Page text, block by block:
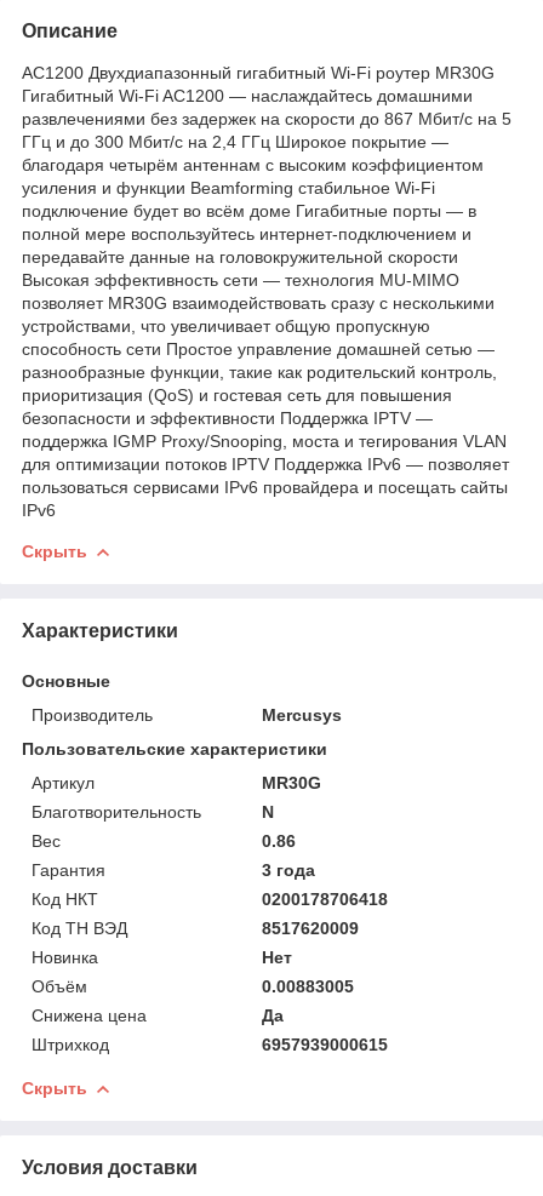
Описание
AC1200 Двухдиапазонный гигабитный Wi-Fi роутер MR30G
Гигабитный Wi-Fi AC1200 — наслаждайтесь домашними
развлечениями без задержек на скорости до 867 Мбит/с на 5
ГГц и до 300 Мбит/с на 2,4 ГГц Широкое покрытие —
благодаря четырём антеннам с высоким коэффициентом
усиления и функции Beamforming стабильное Wi‑Fi
подключение будет во всём доме Гигабитные порты — в
полной мере воспользуйтесь интернет‑подключением и
передавайте данные на головокружительной скорости
Высокая эффективность сети — технология MU‑MIMO
позволяет MR30G взаимодействовать сразу с несколькими
устройствами, что увеличивает общую пропускную
способность сети Простое управление домашней сетью —
разнообразные функции, такие как родительский контроль,
приоритизация (QoS) и гостевая сеть для повышения
безопасности и эффективности Поддержка IPTV —
поддержка IGMP Proxy/Snooping, моста и тегирования VLAN
для оптимизации потоков IPTV Поддержка IPv6 — позволяет
пользоваться сервисами IPv6 провайдера и посещать сайты
IPv6
Скрыть
Характеристики
Основные
Производитель
Mercusys
Пользовательские характеристики
Артикул
MR30G
Благотворительность
N
Вес
0.86
Гарантия
3 года
Код НКТ
0200178706418
Код ТН ВЭД
8517620009
Новинка
Нет
Объём
0.00883005
Снижена цена
Да
Штрихкод
6957939000615
Скрыть
Условия доставки